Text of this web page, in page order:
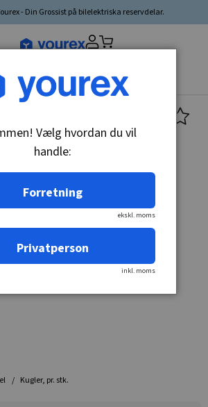
- Din Grossist på bilelektriska reservdelar.
fordon valt▼
Kugler, pr. stk.
Vælg hvordan du vil
handle:
Forretning
ekskl. moms
Privatperson
inkl. moms